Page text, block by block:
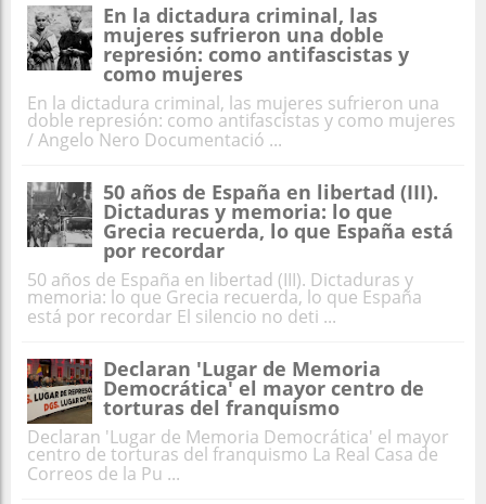
En la dictadura criminal, las
mujeres sufrieron una doble
represión: como antifascistas y
como mujeres
En la dictadura criminal, las mujeres sufrieron una
doble represión: como antifascistas y como mujeres
/ Angelo Nero Documentació ...
50 años de España en libertad (III).
Dictaduras y memoria: lo que
Grecia recuerda, lo que España está
por recordar
50 años de España en libertad (III). Dictaduras y
memoria: lo que Grecia recuerda, lo que España
está por recordar El silencio no deti ...
Declaran 'Lugar de Memoria
Democrática' el mayor centro de
torturas del franquismo
Declaran 'Lugar de Memoria Democrática' el mayor
centro de torturas del franquismo La Real Casa de
Correos de la Pu ...